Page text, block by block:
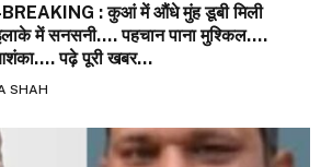
: कुआं में औंधे मुंह डूबी मिली
में सनसनी…. पहचान पाना मुश्किल….
पढ़े पूरी खबर…
SHAH